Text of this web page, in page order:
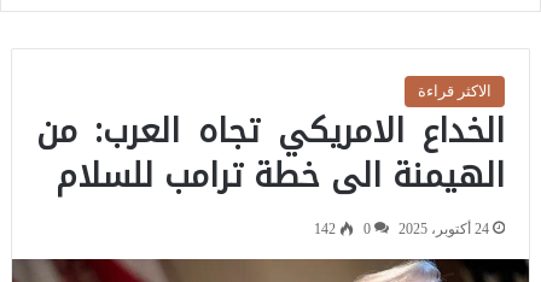
الاكثر قراءة
الخداع الامريكي تجاه العرب: من
الهيمنة الى خطة ترامب للسلام
24 أكتوبر، 2025 0
142